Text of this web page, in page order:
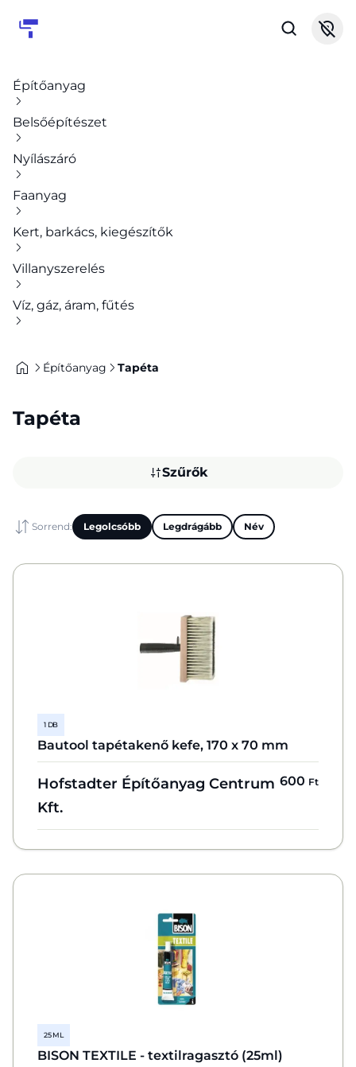
Építőanyag
Belsőépítészet
Nyílászáró
Faanyag
Kert, barkács, kiegészítők
Villanyszerelés
Víz, gáz, áram, fűtés
Építőanyag Tapéta
Tapéta
Szűrők
Sorrend: Legolcsóbb Legdrágább Név
1 DB
Bautool tapétakenő kefe, 170 x 70 mm
Hofstadter Építőanyag Centrum
Kft.
600 Ft
25 ML
BISON TEXTILE - textilragasztó (25ml)